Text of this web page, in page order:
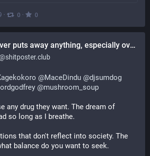
· 0 · 0
Jeff "never puts away anything, especially oven mitts" Cliff, Bringer of Nightmares
@MaceDindu @djsumdog
@mushroom_soup
any drug they want. The dream of
so long as I breathe.
that don't reflect into society. The
balance do you want to seek.